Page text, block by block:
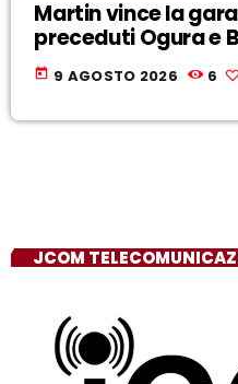
Martin vince la
preceduti Ogura e
today 9 AGOSTO 2026 6
JCOM